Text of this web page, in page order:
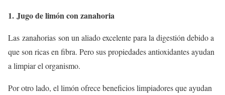
1. Jugo de limón con zanahoria
Las zanahorias son un aliado excelente para la digestión debido a
que son ricas en fibra. Pero sus propiedades antioxidantes ayudan
a limpiar el organismo.
Por otro lado, el limón ofrece beneficios limpiadores que ayudan